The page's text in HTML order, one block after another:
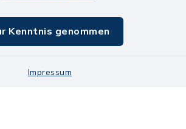
Kenntnis genommen
Impressum
Impressum
Sitemap